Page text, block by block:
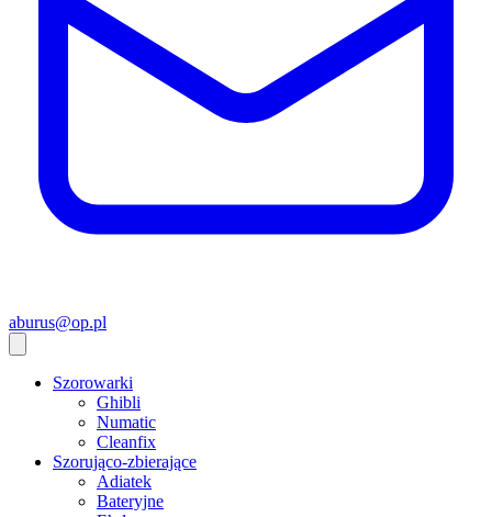
aburus@op.pl
Szorowarki
Ghibli
Numatic
Cleanfix
Szorująco-zbierające
Adiatek
Bateryjne